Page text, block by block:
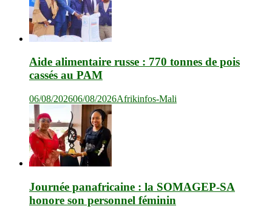
Aide alimentaire russe : 770 tonnes de pois
cassés au PAM
06/08/202606/08/2026Afrikinfos-Mali
Journée panafricaine : la SOMAGEP-SA
honore son personnel féminin